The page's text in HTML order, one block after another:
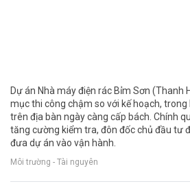
Dự án Nhà máy điện rác Bỉm Sơn (Thanh
mục thi công chậm so với kế hoạch,
trên địa bàn ngày càng cấp bách. Chính
tăng cường kiểm tra, đôn đốc chủ đầu tư
đưa dự án vào vận hành.
Môi trường - Tài nguyên